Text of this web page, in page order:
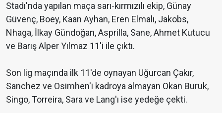
Stadı'nda yapılan maça sarı-kırmızılı ekip, Günay
Güvenç, Boey, Kaan Ayhan, Eren Elmalı, Jakobs,
Nhaga, İlkay Gündoğan, Asprilla, Sane, Ahmet Kutucu
ve Barış Alper Yılmaz 11'i ile çıktı.
Son lig maçında ilk 11'de oynayan Uğurcan Çakır,
Sanchez ve Osimhen'i kadroya almayan Okan Buruk,
Singo, Torreira, Sara ve Lang'ı ise yedeğe çekti.